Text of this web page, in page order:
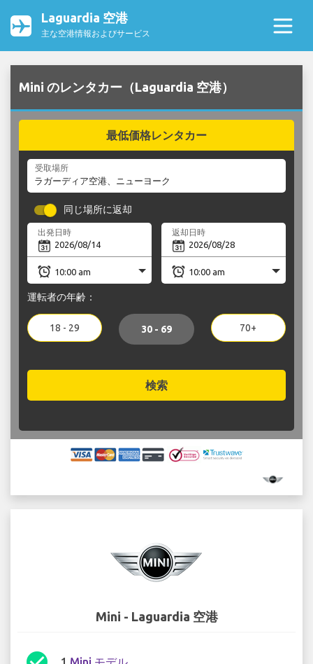
Laguardia 空港
主な空港情報およびサービス
Mini のレンタカー（Laguardia 空港）
最低価格レンタカー
受取場所
同じ場所に返却
出発日時 返却日時
運転者の年齢：
18 - 29 30 - 69 70+
検索
Mini - Laguardia 空港